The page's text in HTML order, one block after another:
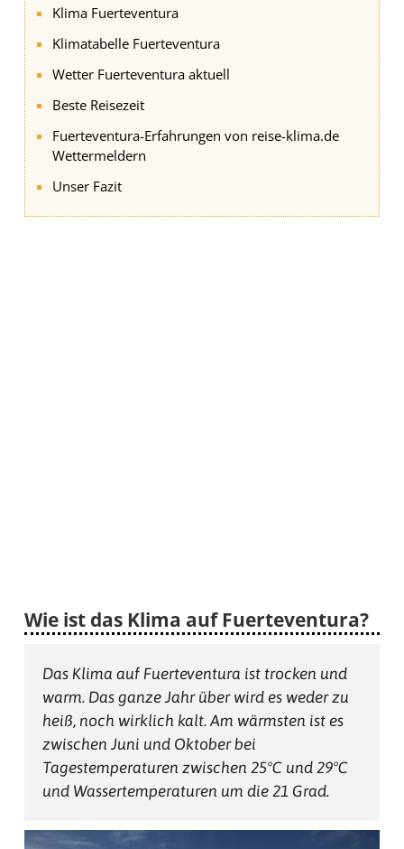
Klima Fuerteventura
Klimatabelle Fuerteventura
Wetter Fuerteventura aktuell
Beste Reisezeit
Fuerteventura-Erfahrungen von reise-klima.de
Wettermeldern
Unser Fazit
Wie ist das Klima auf Fuerteventura?
Das Klima auf Fuerteventura ist trocken und
warm. Das ganze Jahr über wird es weder zu
heiß, noch wirklich kalt. Am wärmsten ist es
zwischen Juni und Oktober bei
Tagestemperaturen zwischen 25°C und 29°C
und Wassertemperaturen um die 21 Grad.